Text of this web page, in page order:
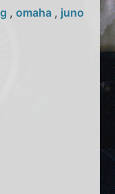
,omaha , juno